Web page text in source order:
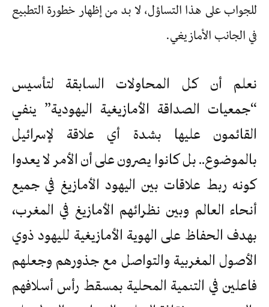
للجواب على هذا التساؤل، لا بد من إظهار خطورة التطبيع
في الجانب الأمازيغي.
نعلم أن كل المحاولات السابقة لتأسيس
“جمعيات الصداقة الأمازيغية اليهودية” ينفي
القائمون عليها بشدة أي علاقة لإسرائيل
بالموضوع.. بل كانوا يصرون على أن الأمر لا يعدوا
كونه ربط علاقات بين اليهود الأمازيغ في جميع
أنحاء العالم وبين نظرائهم الأمازيغ في المغرب،
بهدف الحفاظ على الهوية الأمازيغية لليهود ذوي
الأصول المغربية والتواصل مع جذورهم وجعلهم
فاعلين في التنمية المحلية بمسقط رأس أسلافهم